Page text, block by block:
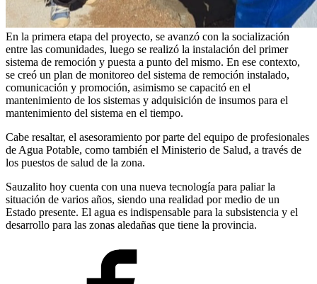
En la primera etapa del proyecto, se avanzó con la socialización
entre las comunidades, luego se realizó la instalación del primer
sistema de remoción y puesta a punto del mismo. En ese contexto,
se creó un plan de monitoreo del sistema de remoción instalado,
comunicación y promoción, asimismo se capacitó en el
mantenimiento de los sistemas y adquisición de insumos para el
mantenimiento del sistema en el tiempo.
Cabe resaltar, el asesoramiento por parte del equipo de profesionales
de Agua Potable, como también el Ministerio de Salud, a través de
los puestos de salud de la zona.
Sauzalito hoy cuenta con una nueva tecnología para paliar la
situación de varios años, siendo una realidad por medio de un
Estado presente. El agua es indispensable para la subsistencia y el
desarrollo para las zonas aledañas que tiene la provincia.